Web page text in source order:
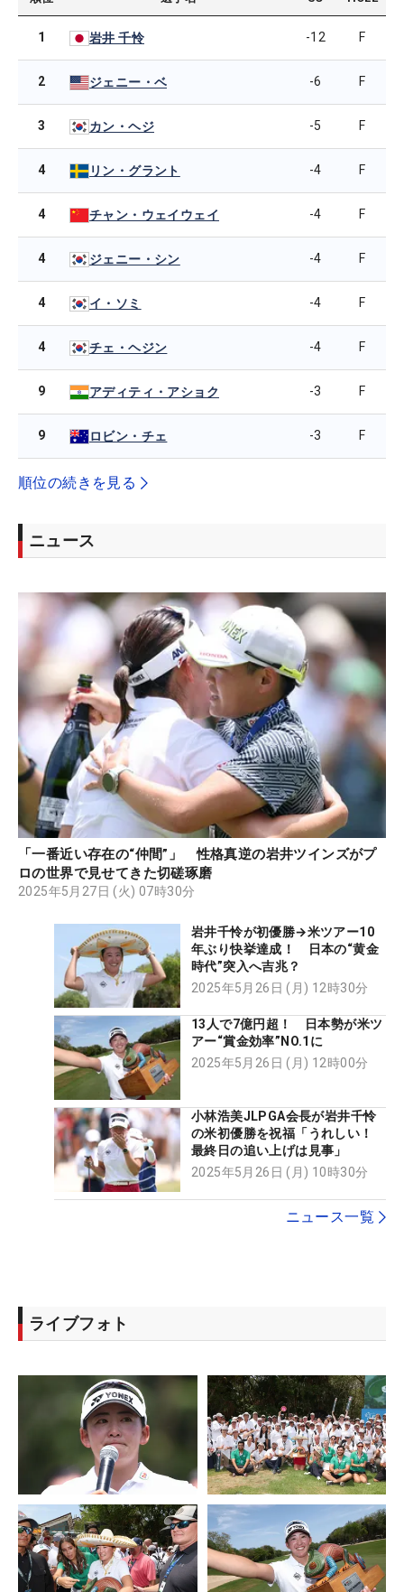
1 岩井 千怜 -12 F
2 ジェニー・ベ -6 F
3 カン・ヘジ -5 F
4 リン・グラント -4 F
4 チャン・ウェイウェイ -4 F
4 ジェニー・シン -4 F
4 イ・ソミ -4 F
4 チェ・ヘジン -4 F
9 アディティ・アショク -3 F
9 ロビン・チェ -3 F
順位の続きを見る
ニュース
「一番近い存在の“仲間”」 性格真逆の岩井ツインズがプ
ロの世界で見せてきた切磋琢磨
2025年5月27日 (火) 07時30分
岩井千怜が初優勝→米ツアー10
年ぶり快挙達成！ 日本の“黄金
時代”突入へ吉兆？
2025年5月26日 (月) 12時30分
13人で7億円超！ 日本勢が米ツ
アー“賞金効率”NO.1に
2025年5月26日 (月) 12時00分
小林浩美JLPGA会長が岩井千怜
の米初優勝を祝福「うれしい！
最終日の追い上げは見事」
2025年5月26日 (月) 10時30分
ニュース一覧
ライブフォト